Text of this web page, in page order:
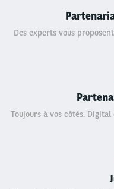
Des experts vous
Toujours à vos côtés.